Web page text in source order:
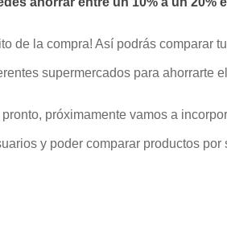
de la compra! Así podrás comparar
supermercados para ahorrarte
próximamente vamos a
y poder comparar productos por